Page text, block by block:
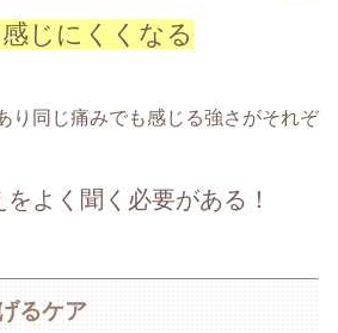
じにくくなる
り同じ痛みでも感じる強さがそれぞ
よく聞く必要がある！
るケア